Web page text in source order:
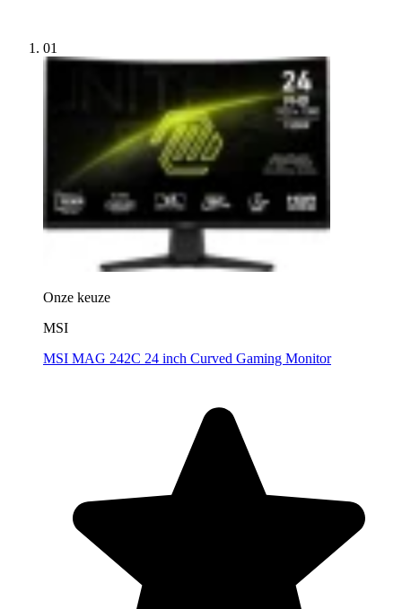
01
Onze keuze
MSI
MSI MAG 242C 24 inch Curved Gaming Monitor